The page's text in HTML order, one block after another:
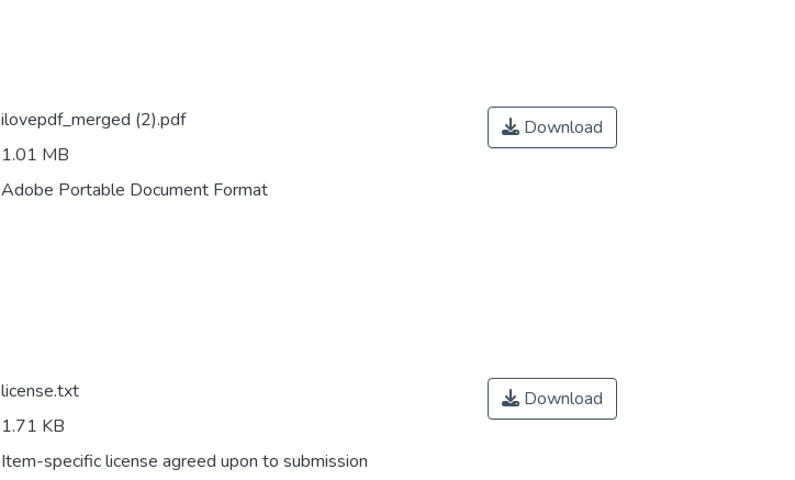
ilovepdf_merged (2).pdf
1.01 MB
Adobe Portable Document Format
Download
license.txt
1.71 KB
Item-specific license agreed upon to submission
Download